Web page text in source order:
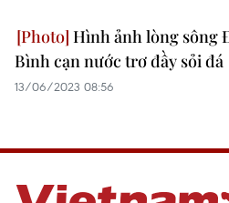
Hình ảnh lòng sông
Bình cạn nước trơ đầy sỏi đá
13/06/2023 08:56